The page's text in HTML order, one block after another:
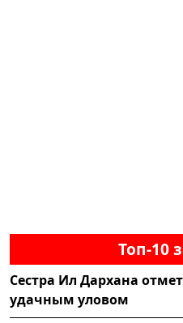
Топ-10
Сестра Ил Дархана
удачным уловом